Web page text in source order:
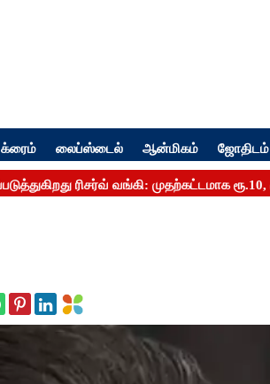
க்ரைம் லைப்ஸ்டைல் ஆன்மிகம் ஜோதிடம்